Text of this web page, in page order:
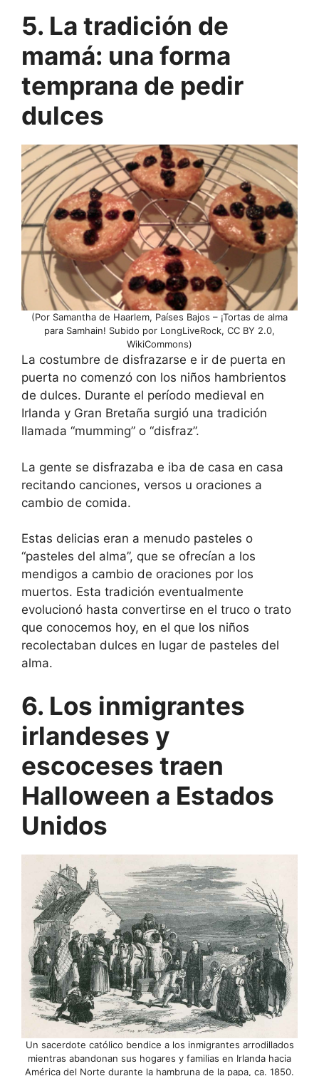
5. La tradición de
mamá: una forma
temprana de pedir
dulces
(Por Samantha de Haarlem, Países Bajos – ¡Tortas de alma
para Samhain! Subido por LongLiveRock, CC BY 2.0,
WikiCommons)
La costumbre de disfrazarse e ir de puerta en
puerta no comenzó con los niños hambrientos
de dulces. Durante el período medieval en
Irlanda y Gran Bretaña surgió una tradición
llamada “mumming” o “disfraz”.
La gente se disfrazaba e iba de casa en casa
recitando canciones, versos u oraciones a
cambio de comida.
Estas delicias eran a menudo pasteles o
“pasteles del alma”, que se ofrecían a los
mendigos a cambio de oraciones por los
muertos. Esta tradición eventualmente
evolucionó hasta convertirse en el truco o trato
que conocemos hoy, en el que los niños
recolectaban dulces en lugar de pasteles del
alma.
6. Los inmigrantes
irlandeses y
escoceses traen
Halloween a Estados
Unidos
Un sacerdote católico bendice a los inmigrantes arrodillados
mientras abandonan sus hogares y familias en Irlanda hacia
América del Norte durante la hambruna de la papa, ca. 1850.